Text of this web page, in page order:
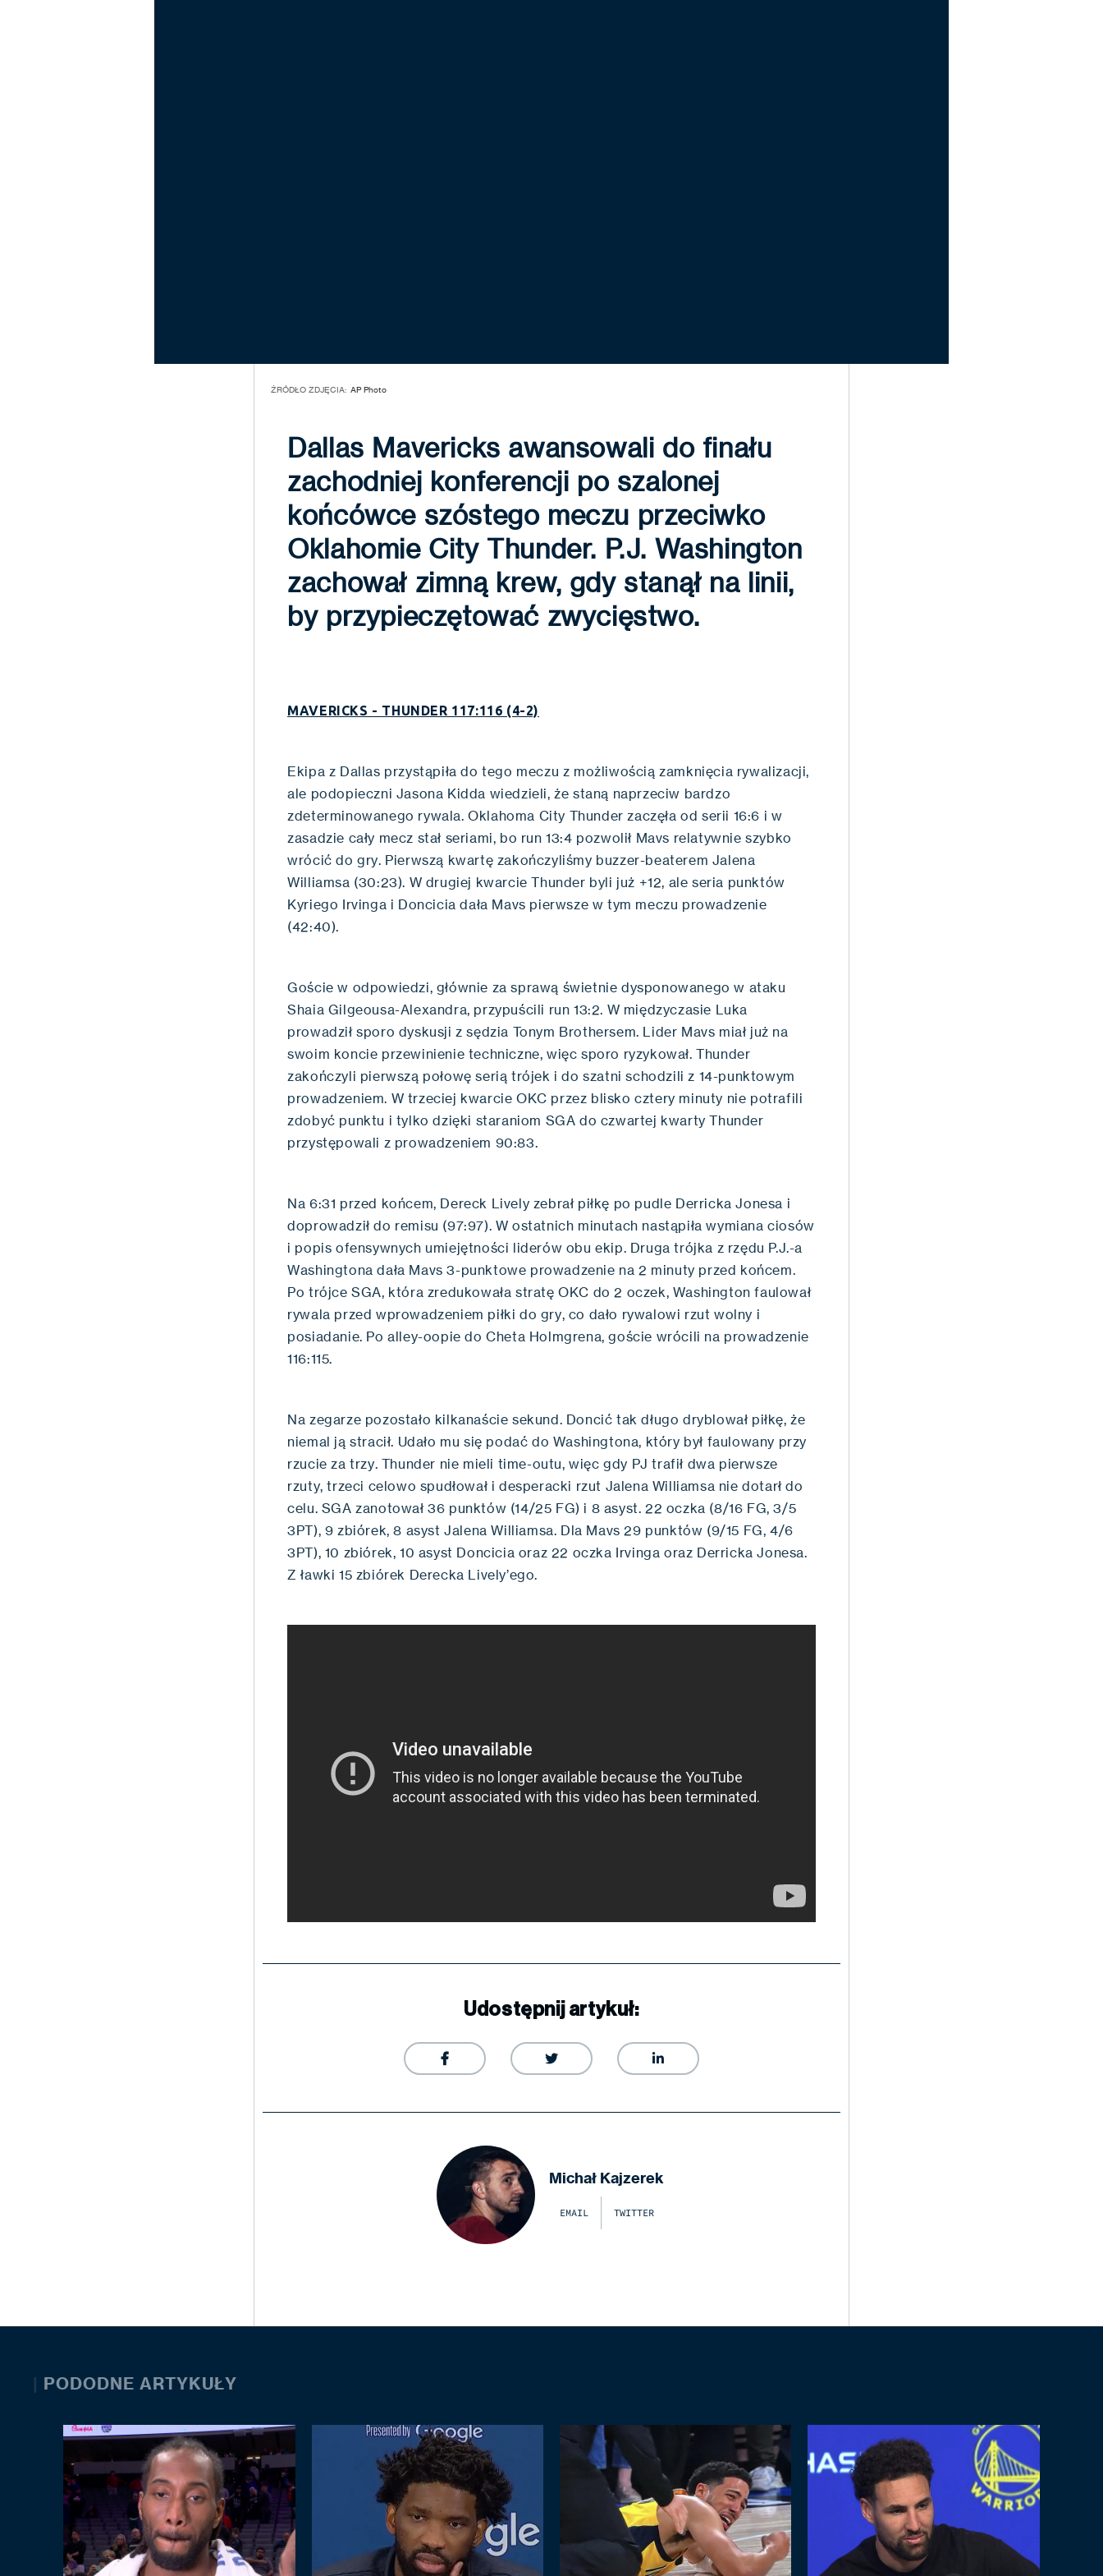
ŹRÓDŁO ZDJĘCIA: AP Photo
Dallas Mavericks awansowali do finału
zachodniej konferencji po szalonej
końcówce szóstego meczu przeciwko
Oklahomie City Thunder. P.J. Washington
zachował zimną krew, gdy stanął na linii,
by przypieczętować zwycięstwo.
MAVERICKS - THUNDER 117:116 (4-2)
Ekipa z Dallas przystąpiła do tego meczu z możliwością zamknięcia rywalizacji,
ale podopieczni Jasona Kidda wiedzieli, że staną naprzeciw bardzo
zdeterminowanego rywala. Oklahoma City Thunder zaczęła od serii 16:6 i w
zasadzie cały mecz stał seriami, bo run 13:4 pozwolił Mavs relatywnie szybko
wrócić do gry. Pierwszą kwartę zakończyliśmy buzzer-beaterem Jalena
Williamsa (30:23). W drugiej kwarcie Thunder byli już +12, ale seria punktów
Kyriego Irvinga i Doncicia dała Mavs pierwsze w tym meczu prowadzenie
(42:40).
Goście w odpowiedzi, głównie za sprawą świetnie dysponowanego w ataku
Shaia Gilgeousa-Alexandra, przypuścili run 13:2. W międzyczasie Luka
prowadził sporo dyskusji z sędzia Tonym Brothersem. Lider Mavs miał już na
swoim koncie przewinienie techniczne, więc sporo ryzykował. Thunder
zakończyli pierwszą połowę serią trójek i do szatni schodzili z 14-punktowym
prowadzeniem. W trzeciej kwarcie OKC przez blisko cztery minuty nie potrafili
zdobyć punktu i tylko dzięki staraniom SGA do czwartej kwarty Thunder
przystępowali z prowadzeniem 90:83.
Na 6:31 przed końcem, Dereck Lively zebrał piłkę po pudle Derricka Jonesa i
doprowadził do remisu (97:97). W ostatnich minutach nastąpiła wymiana ciosów
i popis ofensywnych umiejętności liderów obu ekip. Druga trójka z rzędu P.J.-a
Washingtona dała Mavs 3-punktowe prowadzenie na 2 minuty przed końcem.
Po trójce SGA, która zredukowała stratę OKC do 2 oczek, Washington faulował
rywala przed wprowadzeniem piłki do gry, co dało rywalowi rzut wolny i
posiadanie. Po alley-oopie do Cheta Holmgrena, goście wrócili na prowadzenie
116:115.
Na zegarze pozostało kilkanaście sekund. Doncić tak długo dryblował piłkę, że
niemal ją stracił. Udało mu się podać do Washingtona, który był faulowany przy
rzucie za trzy. Thunder nie mieli time-outu, więc gdy PJ trafił dwa pierwsze
rzuty, trzeci celowo spudłował i desperacki rzut Jalena Williamsa nie dotarł do
celu. SGA zanotował 36 punktów (14/25 FG) i 8 asyst. 22 oczka (8/16 FG, 3/5
3PT), 9 zbiórek, 8 asyst Jalena Williamsa. Dla Mavs 29 punktów (9/15 FG, 4/6
3PT), 10 zbiórek, 10 asyst Doncicia oraz 22 oczka Irvinga oraz Derricka Jonesa.
Z ławki 15 zbiórek Derecka Lively’ego.
Udostępnij artykuł:
  
Michał Kajzerek
EMAIL TWITTER
| PODODNE ARTYKUŁY